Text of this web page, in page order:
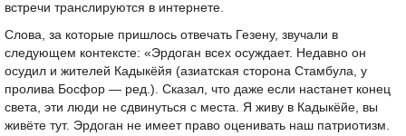
встречи транслируются в интернете.
Слова, за которые пришлось отвечать Гезену, звучали в
следующем контексте: «Эрдоган всех осуждает. Недавно он
осудил и жителей Кадыкёйя (азиатская сторона Стамбула, у
пролива Босфор — ред.). Сказал, что даже если настанет конец
света, эти люди не сдвинуться с места. Я живу в Кадыкёйе, вы
живёте тут. Эрдоган не имеет право оценивать наш патриотизм.